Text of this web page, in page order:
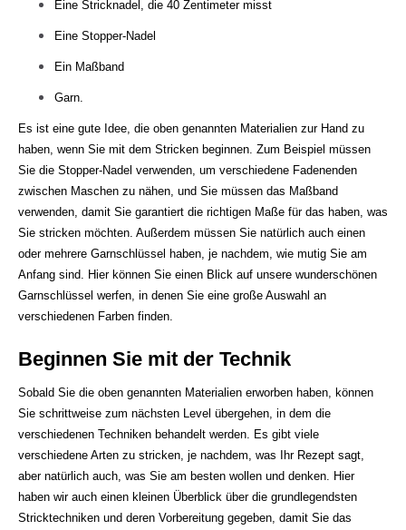
Eine Stricknadel, die 40 Zentimeter misst
Eine Stopper-Nadel
Ein Maßband
Garn.
Es ist eine gute Idee, die oben genannten Materialien zur Hand zu
haben, wenn Sie mit dem Stricken beginnen. Zum Beispiel müssen
Sie die Stopper-Nadel verwenden, um verschiedene Fadenenden
zwischen Maschen zu nähen, und Sie müssen das Maßband
verwenden, damit Sie garantiert die richtigen Maße für das haben, was
Sie stricken möchten. Außerdem müssen Sie natürlich auch einen
oder mehrere Garnschlüssel haben, je nachdem, wie mutig Sie am
Anfang sind. Hier können Sie einen Blick auf unsere wunderschönen
Garnschlüssel werfen, in denen Sie eine große Auswahl an
verschiedenen Farben finden.
Beginnen Sie mit der Technik
Sobald Sie die oben genannten Materialien erworben haben, können
Sie schrittweise zum nächsten Level übergehen, in dem die
verschiedenen Techniken behandelt werden. Es gibt viele
verschiedene Arten zu stricken, je nachdem, was Ihr Rezept sagt,
aber natürlich auch, was Sie am besten wollen und denken. Hier
haben wir auch einen kleinen Überblick über die grundlegendsten
Stricktechniken und deren Vorbereitung gegeben, damit Sie das